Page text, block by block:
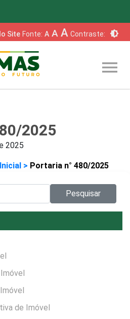
Site Fonte: A A A Contraste: brightness_6
menu
2025
2025
> Portaria n° 480/2025
Pesquisar
de Imóvel